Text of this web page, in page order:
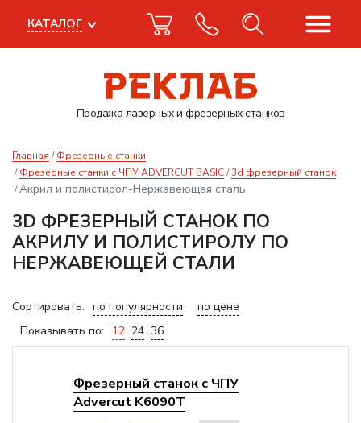
Продажа лазерныхи фрезерных станков
КАТАЛОГ
Главная
Фрезерные станки
Фрезерные станки с ЧПУ ADVERCUT BASIC 3d фрезерный станок
Акрил и полистирол-Нержавеющая сталь
3D ФРЕЗЕРНЫЙ СТАНОК ПО
АКРИЛУ И ПОЛИСТИРОЛУ ПО
НЕРЖАВЕЮЩЕЙ СТАЛИ
Сортировать: по популярности
по цене
Показывать по:
12 24 36
Фрезерный станок с ЧПУ
Advercut K6090T